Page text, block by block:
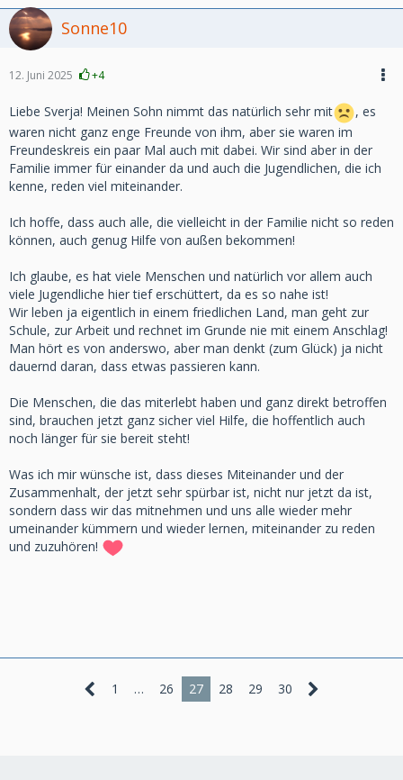
Sonne10
12. Juni 2025 +4
Liebe Sverja! Meinen Sohn nimmt das natürlich sehr mit
, es
waren nicht ganz enge Freunde von ihm, aber sie waren im
Freundeskreis ein paar Mal auch mit dabei. Wir sind aber in der
Familie immer für einander da und auch die Jugendlichen, die ich
kenne, reden viel miteinander.
Ich hoffe, dass auch alle, die vielleicht in der Familie nicht so reden
können, auch genug Hilfe von außen bekommen!
Ich glaube, es hat viele Menschen und natürlich vor allem auch
viele Jugendliche hier tief erschüttert, da es so nahe ist!
Wir leben ja eigentlich in einem friedlichen Land, man geht zur
Schule, zur Arbeit und rechnet im Grunde nie mit einem Anschlag!
Man hört es von anderswo, aber man denkt (zum Glück) ja nicht
dauernd daran, dass etwas passieren kann.
Die Menschen, die das miterlebt haben und ganz direkt betroffen
sind, brauchen jetzt ganz sicher viel Hilfe, die hoffentlich auch
noch länger für sie bereit steht!
Was ich mir wünsche ist, dass dieses Miteinander und der
Zusammenhalt, der jetzt sehr spürbar ist, nicht nur jetzt da ist,
sondern dass wir das mitnehmen und uns alle wieder mehr
umeinander kümmern und wieder lernen, miteinander zu reden
und zuzuhören!
1 … 26 27 28 29 30